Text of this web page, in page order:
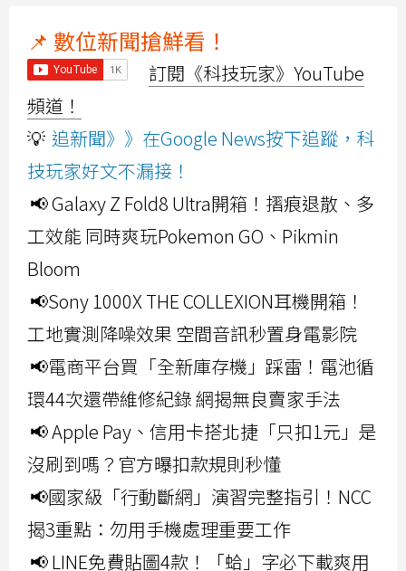
📌 數位新聞搶鮮看！
訂閱《科技玩家》YouTube
頻道！
💡 追新聞》》在Google News按下追蹤，科
技玩家好文不漏接！
📢 Galaxy Z Fold8 Ultra開箱！摺痕退散、多
工效能 同時爽玩Pokemon GO、Pikmin
Bloom
📢Sony 1000X THE COLLEXION耳機開箱！
工地實測降噪效果 空間音訊秒置身電影院
📢電商平台買「全新庫存機」踩雷！電池循
環44次還帶維修紀錄 網揭無良賣家手法
📢 Apple Pay、信用卡搭北捷「只扣1元」是
沒刷到嗎？官方曝扣款規則秒懂
📢國家級「行動斷網」演習完整指引！NCC
揭3重點：勿用手機處理重要工作
📢 LINE免費貼圖4款！「蛤」字必下載爽用